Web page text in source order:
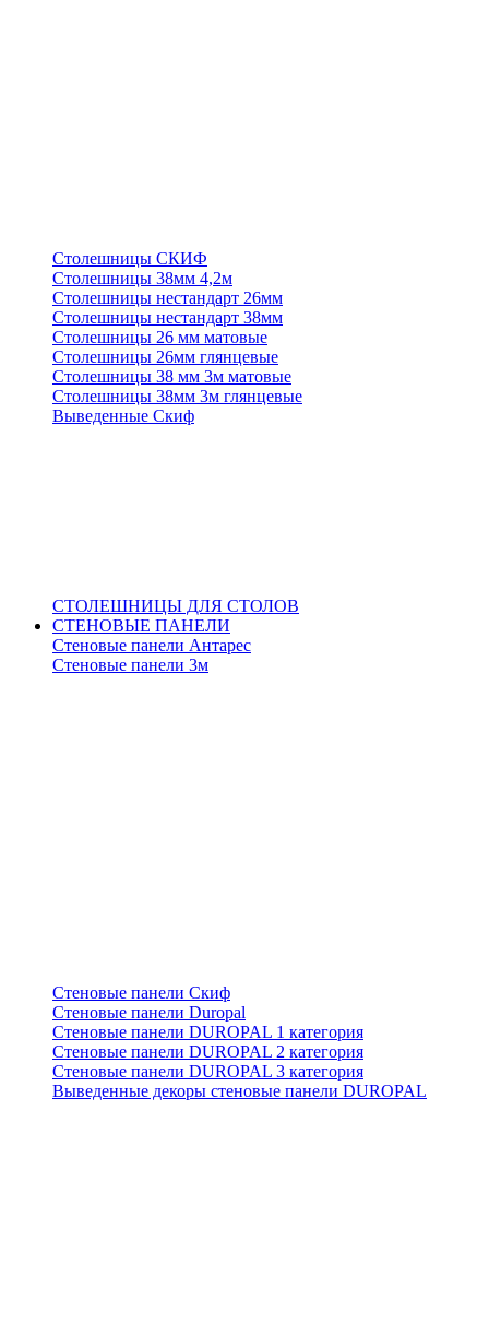
Столешницы СКИФ
Столешницы 38мм 4,2м
Столешницы нестандарт 26мм
Столешницы нестандарт 38мм
Столешницы 26 мм матовые
Столешницы 26мм глянцевые
Столешницы 38 мм 3м матовые
Столешницы 38мм 3м глянцевые
Выведенные Скиф
СТОЛЕШНИЦЫ ДЛЯ СТОЛОВ
СТЕНОВЫЕ ПАНЕЛИ
Стеновые панели Антарес
Стеновые панели 3м
Стеновые панели Скиф
Стеновые панели Duropal
Стеновые панели DUROPAL 1 категория
Стеновые панели DUROPAL 2 категория
Стеновые панели DUROPAL 3 категория
Выведенные декоры стеновые панели DUROPAL